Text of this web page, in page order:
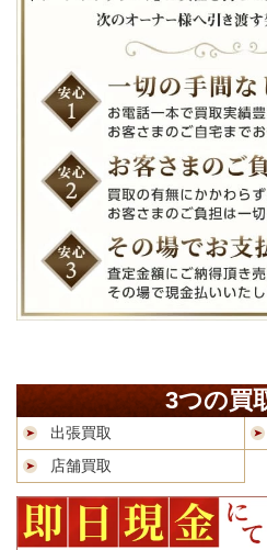
3つの買
出張買取
店舗買取